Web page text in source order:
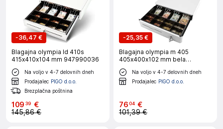
-36,47 €
Blagajna olympia ld 410s
415x410x104 mm 947990036
Na voljo v 4-7 delovnih dneh
Prodajalec PIGO d.o.o.
Brezplačna poštnina
109 39 €
145,86 €
-25,35 €
Blagajna olympia m 405
405x400x102 mm bela
947990125
Na voljo v 4-7 delovnih dneh
Prodajalec PIGO d.o.o.
7604 €
101,39 €